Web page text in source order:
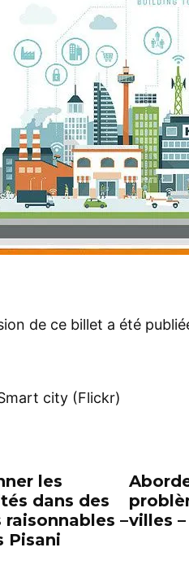
de ce billet a été
city (Flickr)
les
dans des
–
Pisani
villes